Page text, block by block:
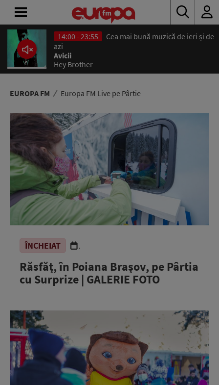
14:00 - 23:55
Cea mai bună muzică de ieri și de
azi
Avicii
Hey Brother
EUROPA FM Europa FM Live pe Pârtie
ÎNCHEIAT .
Răsfăț, în Poiana Brașov, pe Pârtia
cu Surprize | GALERIE FOTO
ACASĂ
ȘTIRI
RADIO
CONCURSURI
PODCAST
ASCULTĂ
LIVE